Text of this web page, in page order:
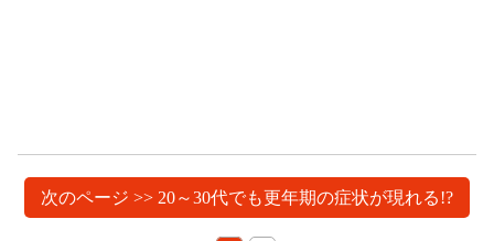
次のページ >> 20～30代でも更年期の症状が現れる!?